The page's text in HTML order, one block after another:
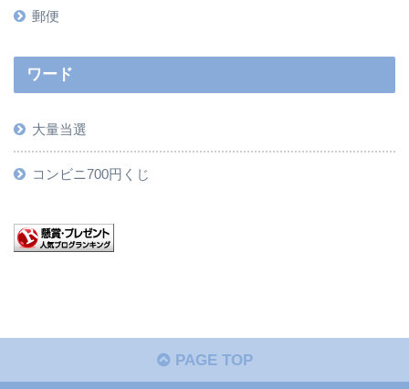
郵便
ワード
大量当選
コンビニ700円くじ
PAGE TOP